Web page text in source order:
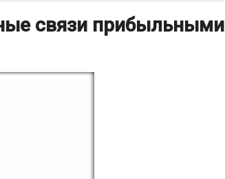
связи прибыльными